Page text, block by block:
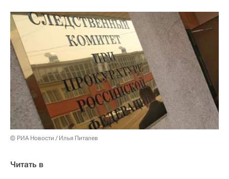
© РИА Новости / Илья Питалев
Читать в